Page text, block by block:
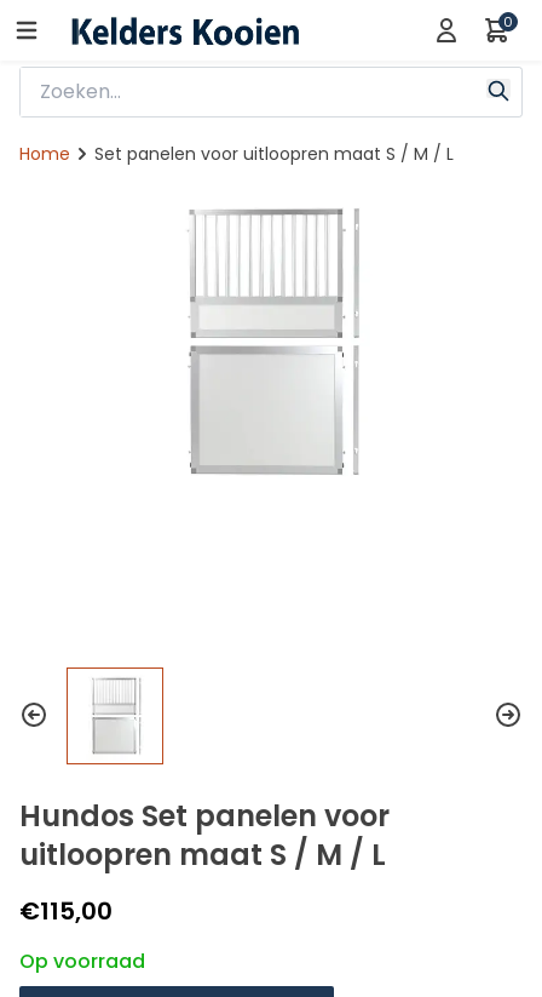
0
Home Set panelen voor uitloopren maat S / M / L
Hundos Set panelen voor
uitloopren maat S / M / L
€115,00
Op voorraad